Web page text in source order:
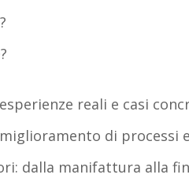
reali e casi
di processi
dalla manifattura alla